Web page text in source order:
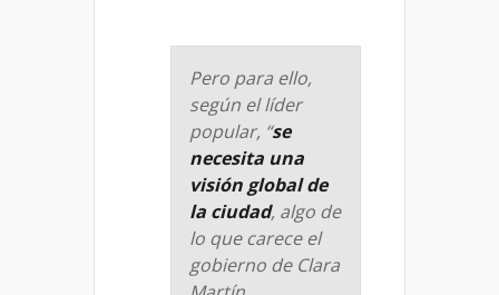
Pero para ello,
según el líder
popular, “se
necesita una
visión global de
la ciudad, algo de
lo que carece el
gobierno de Clara